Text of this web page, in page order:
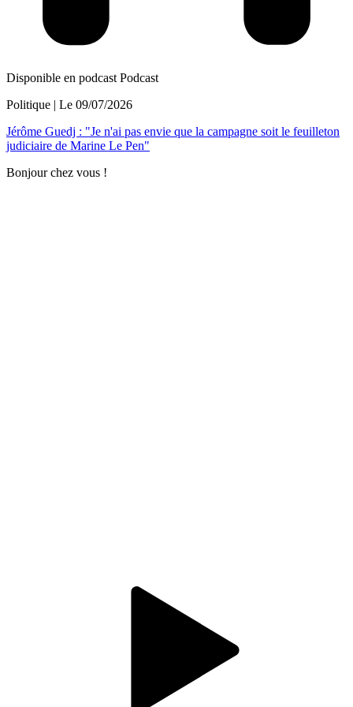
Disponible en podcast Podcast
Politique | Le 09/07/2026
Jérôme Guedj : "Je n'ai pas envie que la campagne soit le feuilleton
judiciaire de Marine Le Pen"
Bonjour chez vous !